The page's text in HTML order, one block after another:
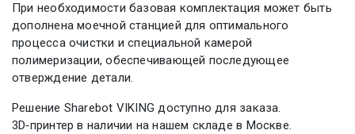
При необходимости базовая комплектация может быть
дополнена моечной станцией для оптимального
процесса очистки и специальной камерой
полимеризации, обеспечивающей последующее
отверждение детали.
Решение Sharebot VIKING доступно для заказа.
3D‑принтер в наличии на нашем складе в Москве.